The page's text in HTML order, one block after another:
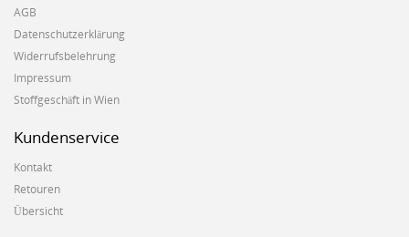
AGB
Datenschutzerklärung
Widerrufsbelehrung
Impressum
Stoffgeschäft in Wien
Kundenservice
Kontakt
Retouren
Übersicht